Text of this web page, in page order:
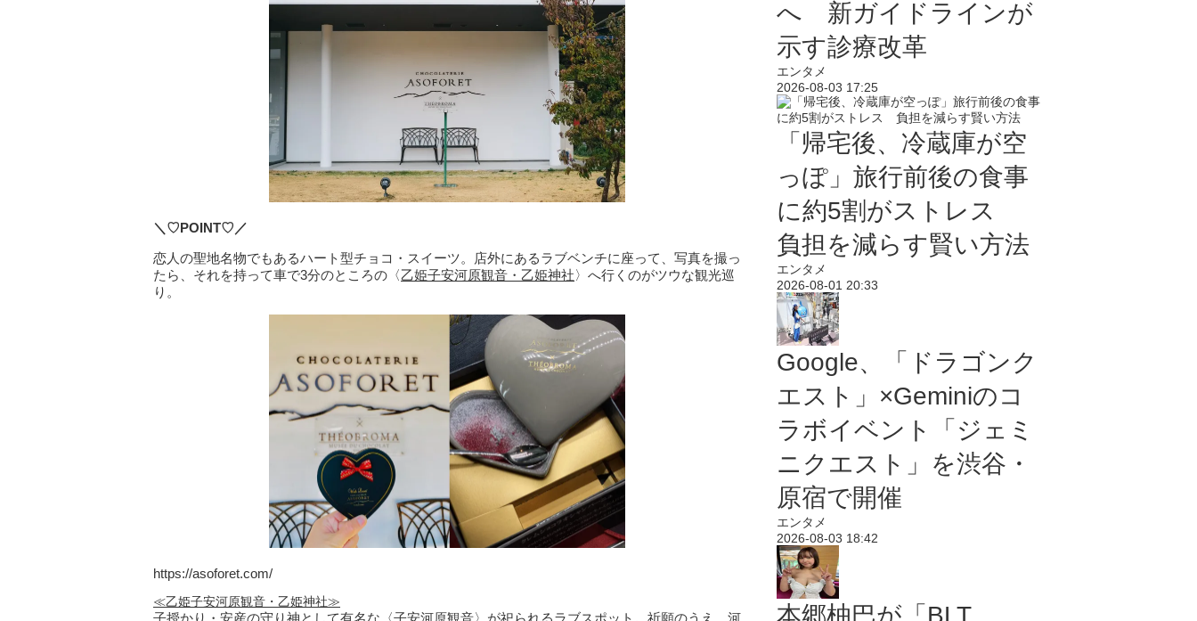
＼♡POINT♡／
恋人の聖地名物でもあるハート型チョコ・スイーツ。店外にあるラブベンチに座って、写真を撮っ
たら、それを持って車で3分のところの〈乙姫子安河原観音・乙姫神社〉へ行くのがツウな観光巡
り。
https://asoforet.com/
≪乙姫子安河原観音・乙姫神社≫
子授かり・安産の守り神として有名な〈子安河原観音〉が祀られるラブスポット。祈願のうえ、河
へ 新ガイドラインが
示す診療改革
エンタメ
2026-08-03 17:25
「帰宅後、冷蔵庫が空
っぽ」旅行前後の食事
に約5割がストレス
負担を減らす賢い方法
エンタメ
2026-08-01 20:33
Google、「ドラゴンク
エスト」×Geminiのコ
ラボイベント「ジェミ
ニクエスト」を渋谷・
原宿で開催
エンタメ
2026-08-03 18:42
本郷柚巴が「BLT